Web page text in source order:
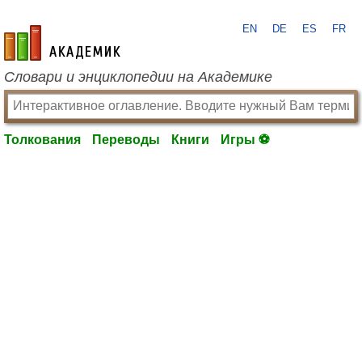
academic.ru
EN DE ES FR
Словари и энциклопедии на Академике
Толкования Переводы Книги Игры ⚽